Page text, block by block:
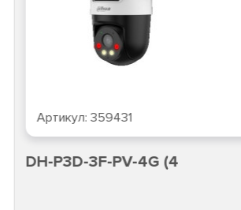
Артикул:359431
DH-P3D-3F-PV-4G (4